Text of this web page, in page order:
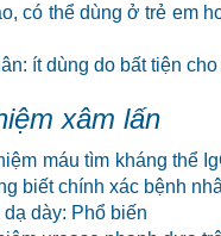
có thể dùng ở trẻ em
ít dùng do bất tiện
xâm lấn
máu tìm kháng thể
biết chính xác bệnh
dạ dày: Phổ biến